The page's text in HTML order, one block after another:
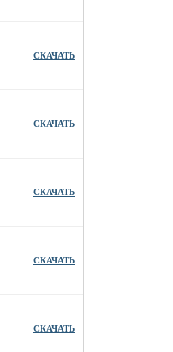
СКАЧАТЬ
СКАЧАТЬ
СКАЧАТЬ
СКАЧАТЬ
СКАЧАТЬ